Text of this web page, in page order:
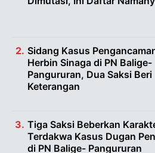
Sidang Kasus
Herbin Sinaga di PN Balige-
Pangururan, Dua Saksi Beri
Keterangan
Tiga Saksi Beberkan
Terdakwa Kasus Dugan
di PN Balige- Pangururan